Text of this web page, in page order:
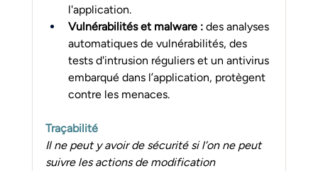
l'application.
Vulnérabilités et malware : des analyses
automatiques de vulnérabilités, des
tests d'intrusion réguliers et un antivirus
embarqué dans l’application, protègent
contre les menaces.
Traçabilité
Il ne peut y avoir de sécurité si l’on ne peut
suivre les actions de modification